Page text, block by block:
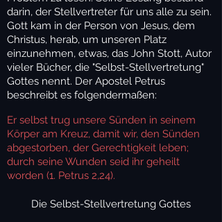
darin, der Stellvertreter für uns alle zu sein.
Gott kam in der Person von Jesus, dem
Christus, herab, um unseren Platz
einzunehmen, etwas, das John Stott, Autor
vieler Bücher, die "Selbst-Stellvertretung"
Gottes nennt. Der Apostel Petrus
beschreibt es folgendermaßen:
Er selbst trug unsere Sünden in seinem
Körper am Kreuz, damit wir, den Sünden
abgestorben, der Gerechtigkeit leben;
durch seine Wunden seid ihr geheilt
worden (1. Petrus 2,24).
Die Selbst-Stellvertretung Gottes